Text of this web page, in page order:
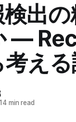
出
―
え
14 min read